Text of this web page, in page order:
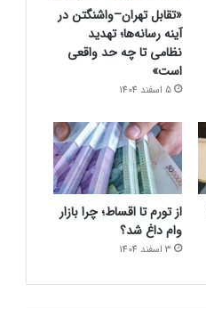
«تقابل تهران–واشنگتن در
آینه رسانه‌ها؛ تهدید
نظامی تا چه حد واقعی
است»
5 اسفند 1404
از تورم تا اقساط؛ چرا بازار
وام داغ شد؟
3 اسفند 1404